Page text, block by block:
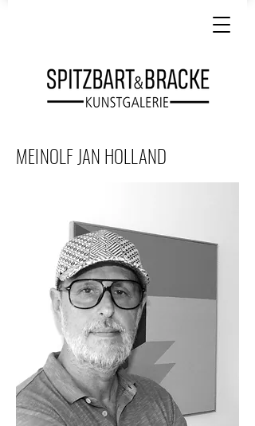
MEINOLF JAN HOLLAND